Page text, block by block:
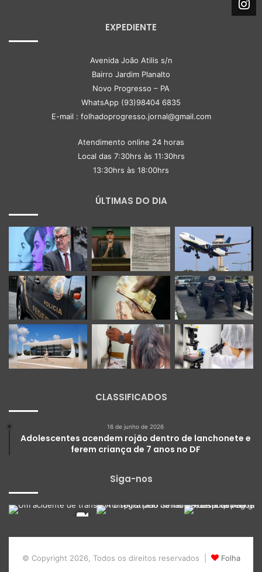
EXPEDIENTE
Avenida João Atilis s/n
Bairro Jardim Planalto
Novo Progresso – PA
WhatsApp (93)98404 6835
E-mail : folhadoprogresso.jornal@gmail.com
Atendimento online 24 horas
Local das 7:30hrs às 11:30hrs
13:30hrs às 18:00hrs
ÚLTIMAS DO DIA
CLASSIFICADOS
16 de junho de 2026
Adolescentes acendem rojão dentro de lanchonete e
ferem criança de 7 anos no DF
Siga-nos
© Copyright 2026, Todos os direitos reservados |
Folha